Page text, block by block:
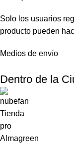
Solo los usuarios
producto pueden
Medios de envío
Dentro de la